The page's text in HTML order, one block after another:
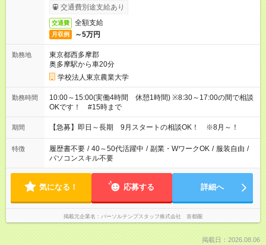
交通費別途支給あり
交通費 全額支給
月収例 ～5万円
勤務地
東京都西多摩郡
奥多摩駅から車20分
学校法人東京農業大学
勤務時間
10:00～15:00(実働4時間 休憩1時間) ※8:30～17:00の間で相談
OKです！ #15時まで
期間 【急募】即日～長期 9月スタートの相談OK！ ※8月～！
特徴 履歴書不要 / 40～50代活躍中 / 副業・WワークOK / 服装自由 /
パソコンスキル不要
気になる！ 応募する 詳細へ
掲載元企業名 パーソルテンプスタッフ株式会社 首都圏
掲載日：2026.08.06